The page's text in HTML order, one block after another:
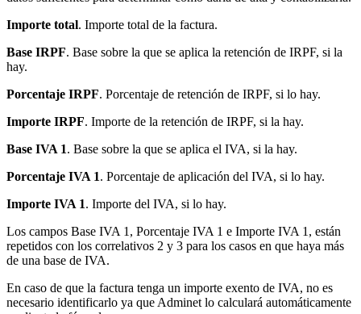
Importe total. Importe total de la factura.
Base IRPF. Base sobre la que se aplica la retención de IRPF, si la
hay.
Porcentaje IRPF. Porcentaje de retención de IRPF, si lo hay.
Importe IRPF. Importe de la retención de IRPF, si la hay.
Base IVA 1. Base sobre la que se aplica el IVA, si la hay.
Porcentaje IVA 1. Porcentaje de aplicación del IVA, si lo hay.
Importe IVA 1. Importe del IVA, si lo hay.
Los campos Base IVA 1, Porcentaje IVA 1 e Importe IVA 1, están
repetidos con los correlativos 2 y 3 para los casos en que haya más
de una base de IVA.
En caso de que la factura tenga un importe exento de IVA, no es
necesario identificarlo ya que Adminet lo calculará automáticamente